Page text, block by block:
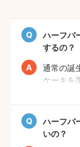
ハーフバ
するの？
通常の誕
ケーキを
ちゃん
はケーキ
また、
写真映え
れな写
ハーフバ
いの？